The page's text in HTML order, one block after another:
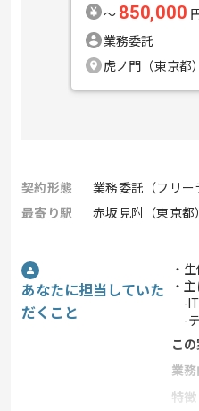
〜 850,000
業務委託
虎ノ門（東京都）
契約形態
業務委託（フリー
最寄り駅
赤坂見附（東京都
あなたに担当していた
だくこと
・
・
-IT
-テ
こ
業務
特徴